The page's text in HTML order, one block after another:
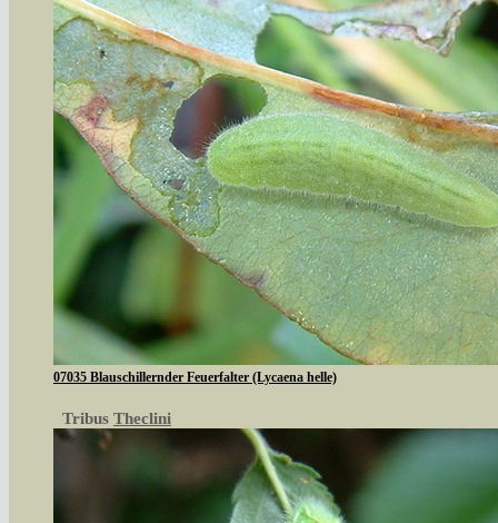
07035 Blauschillernder Feuerfalter (Lycaena helle)
Tribus Theclini